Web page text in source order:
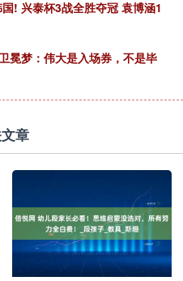
! 兴泰杯3战全胜夺冠 袁博涵1
冕梦：伟大是入场券，不是毕
章